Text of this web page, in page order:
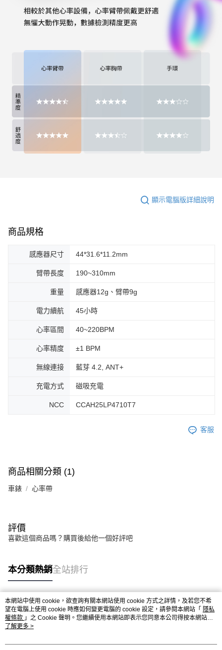
顯示電腦版詳細說明
商品規格
感應器尺寸 44*31.6*11.2mm
臂帶長度 190~310mm
重量 感應器12g、臂帶9g
電力續航 45小時
心率區間 40~220BPM
心率精度 ±1 BPM
無線連接 藍芽 4.2, ANT+
充電方式 磁吸充電
NCC CCAH25LP4710T7
客服
商品相關分類 (1)
車錶 心率帶
評價
喜歡這個商品嗎？購買後給他一個好評吧
本分類熱銷全站排行
熱門標籤
本網站中使用 cookie，欲查詢有關本網站使用 cookie 方式之詳情，及若您不希
望在電腦上使用 cookie 時應如何變更電腦的 cookie 設定，請參閱本網站「 隱私
權條款 」之 Cookie 聲明。您繼續使用本網站即表示您同意本公司得按本網站使
用條款之 Cookie 聲明使用 cookie。
了解更多 >